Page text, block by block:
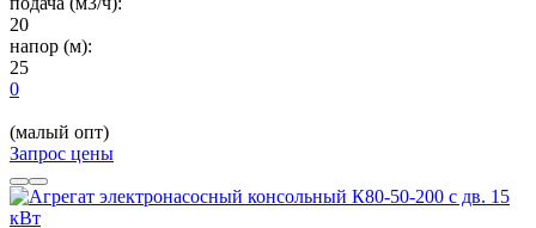
20
напор (м):
25
0
(малый опт)
Запрос цены